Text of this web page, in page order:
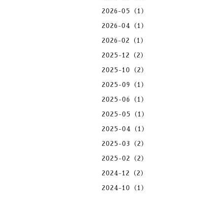
2026-05（1）
2026-04（1）
2026-02（1）
2025-12（2）
2025-10（2）
2025-09（1）
2025-06（1）
2025-05（1）
2025-04（1）
2025-03（2）
2025-02（2）
2024-12（2）
2024-10（1）